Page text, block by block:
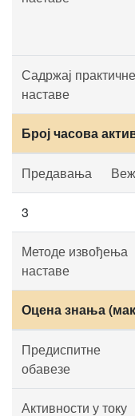
Садржај практичне
наставе
Број часова
Предавања
3
Методе извођења
наставе
Оцена знања
Предиспитне
обавезе
Активности у току